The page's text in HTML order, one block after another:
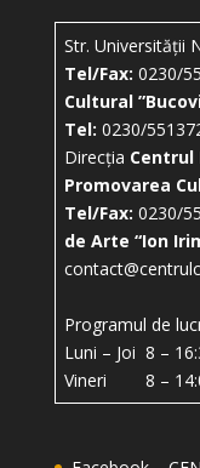
Str. Universității
Tel/Fax: 0230/
Cultural
Tel: 0230/
Direcția Centrul
Promovarea
Tel/Fax: 0230/
de Arte “Ion
Programul de
Luni – Joi 8 –
Vineri 8 –